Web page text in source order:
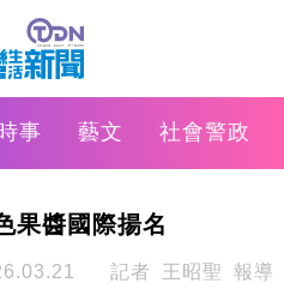
事 藝文 社會警政
果醬國際揚名
記者 王昭聖 報導